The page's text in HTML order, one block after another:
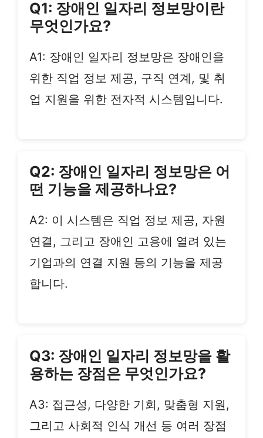
Q1: 장애인 일자리 정보망이란
무엇인가요?
A1: 장애인 일자리 정보망은 장애인을
위한 직업 정보 제공, 구직 연계, 및 취
업 지원을 위한 전자적 시스템입니다.
Q2: 장애인 일자리 정보망은 어
떤 기능을 제공하나요?
A2: 이 시스템은 직업 정보 제공, 자원
연결, 그리고 장애인 고용에 열려 있는
기업과의 연결 지원 등의 기능을 제공
합니다.
Q3: 장애인 일자리 정보망을 활
용하는 장점은 무엇인가요?
A3: 접근성, 다양한 기회, 맞춤형 지원,
그리고 사회적 인식 개선 등 여러 장점